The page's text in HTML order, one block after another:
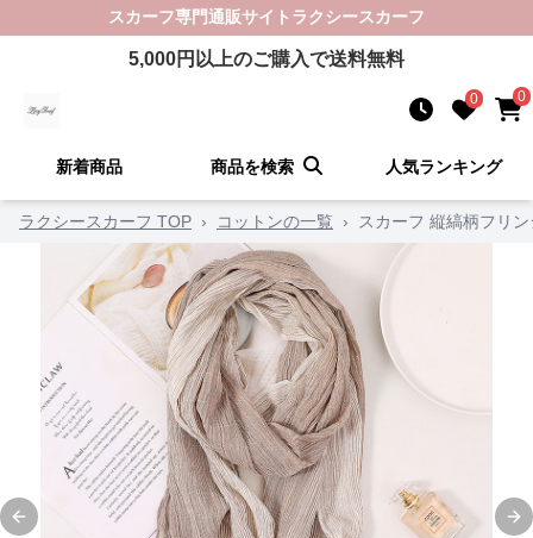
スカーフ専門通販サイト ラクシースカーフ
5,000円以上のご購入で送料無料
0 0
新着商品 商品を検索 人気ランキング
ラクシースカーフ TOP › コットンの一覧 › スカーフ 縦縞柄フリ
Previous slide